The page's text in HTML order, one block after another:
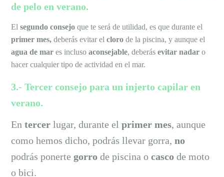
de pelo en verano.
Elsegundo consejo que te será de utilidad, es que durante el
primer mes, deberás evitar elcloro de la piscina, y aunque el
agua de mar es inclusoaconsejable, deberásevitar nadar o
hacer cualquier tipo de actividad en el mar.
3.- Tercer consejo para un injerto capilar en
verano.
Entercer lugar, durante elprimer mes, aunque
como hemos dicho, podrás llevar gorra,no
podrás ponertegorro de piscina ocasco de moto
o bici.